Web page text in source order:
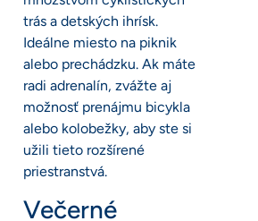
trás a detských ihrísk.
Ideálne miesto na piknik
alebo prechádzku. Ak máte
radi adrenalín, zvážte aj
možnosť prenájmu bicykla
alebo kolobežky, aby ste si
užili tieto rozšírené
priestranstvá.
Večerné